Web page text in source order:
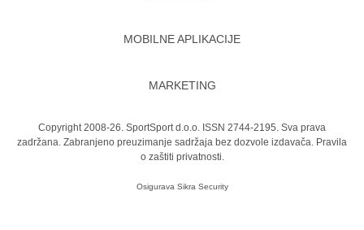
MOBILNE APLIKACIJE
MARKETING
Copyright 2008-26. SportSport d.o.o. ISSN 2744-2195. Sva prava
zadržana. Zabranjeno preuzimanje sadržaja bez dozvole izdavača. Pravila
o zaštiti privatnosti.
Osigurava Sikra Security